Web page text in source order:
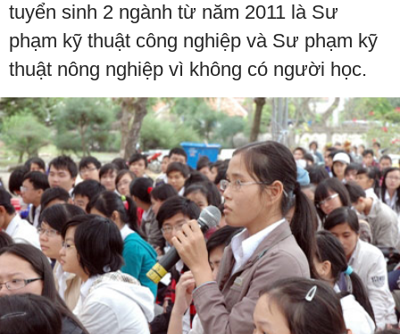
tuyển sinh 2 ngành từ năm 2011 là Sư
phạm kỹ thuật công nghiệp và Sư phạm kỹ
thuật nông nghiệp vì không có người học.